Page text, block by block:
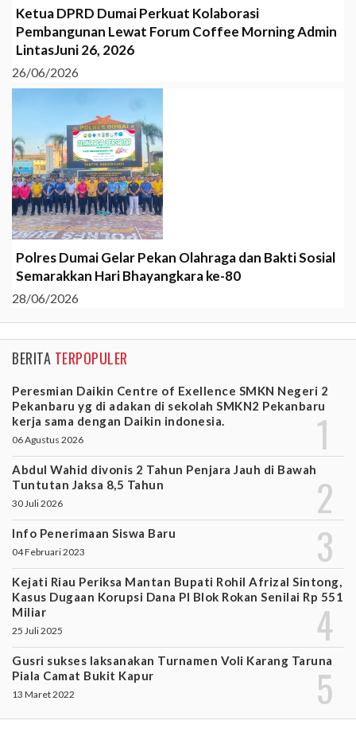
Ketua DPRD Dumai Perkuat Kolaborasi
Pembangunan Lewat Forum Coffee Morning Admin
LintasJuni 26, 2026
26/06/2026
Polres Dumai Gelar Pekan Olahraga dan Bakti Sosial
Semarakkan Hari Bhayangkara ke-80
28/06/2026
BERITA TERPOPULER
Peresmian Daikin Centre of Exellence SMKN Negeri 2
Pekanbaru yg di adakan di sekolah SMKN2 Pekanbaru
kerja sama dengan Daikin indonesia.
06 Agustus 2026
Abdul Wahid divonis 2 Tahun Penjara Jauh di Bawah
Tuntutan Jaksa 8,5 Tahun
30 Juli 2026
Info Penerimaan Siswa Baru
04 Februari 2023
Kejati Riau Periksa Mantan Bupati Rohil Afrizal Sintong,
Kasus Dugaan Korupsi Dana PI Blok Rokan Senilai Rp 551
Miliar
25 Juli 2025
Gusri sukses laksanakan Turnamen Voli Karang Taruna
Piala Camat Bukit Kapur
13 Maret 2022